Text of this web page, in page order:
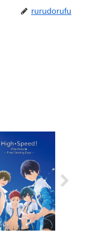
rurudorufu